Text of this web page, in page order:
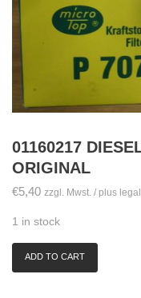
01160217
ORIGINAL
€5,40 zzgl. Mwst. / plus
1 in stock
01160217
ADD TO CART